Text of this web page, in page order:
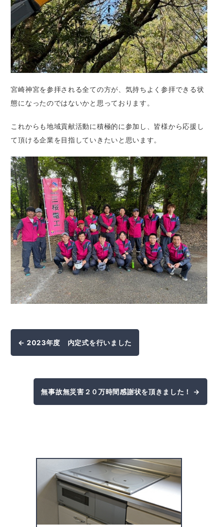
宮崎神宮を参拝される全ての方が、気持ちよく参拝できる状
態になったのではないかと思っております。
これからも地域貢献活動に積極的に参加し、皆様から応援し
て頂ける企業を目指していきたいと思います。
← 2023年度 内定式を行いました
無事故無災害２０万時間感謝状を頂きました！ →